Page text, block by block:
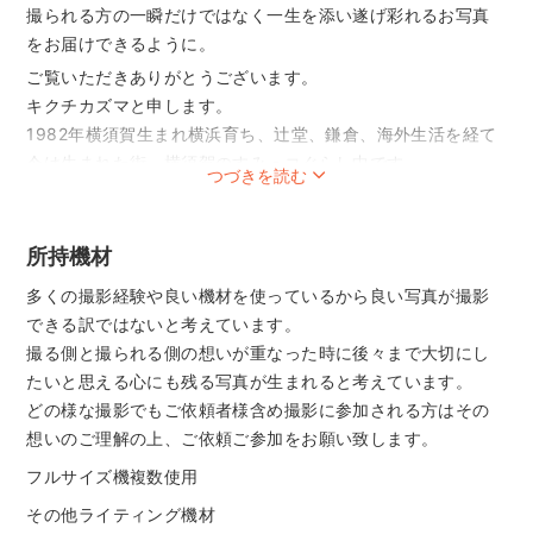
撮られる方の一瞬だけではなく一生を添い遂げ彩れるお写真
をお届けできるように。
ご覧いただきありがとうございます。
キクチカズマと申します。
1982年横須賀生まれ横浜育ち、辻堂、鎌倉、海外生活を経て
今は生まれた街、横須賀のすみっコぐらし中です。
写真館やスタジオでの勤務、広告カメラマンの直アシスタン
非喫煙者。
以下簡単な経歴です。
二輪車整備士
⇩
2年間海外放浪
⇩
⇩
プロカメラマン⇦現在
つづきを読む
所持機材
多くの撮影経験や良い機材を使っているから良い写真が撮影
できる訳ではないと考えています。
撮る側と撮られる側の想いが重なった時に後々まで大切にし
たいと思える心にも残る写真が生まれると考えています。
どの様な撮影でもご依頼者様含め撮影に参加される方はその
想いのご理解の上、ご依頼ご参加をお願い致します。
フルサイズ機複数使用
その他ライティング機材